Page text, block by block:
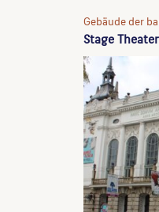
Gebäude der
Stage